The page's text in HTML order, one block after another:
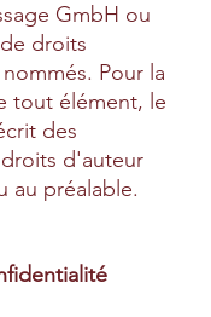
GmbH ou
droits
Pour la
tout élément, le
des
d'auteur
au préalable.